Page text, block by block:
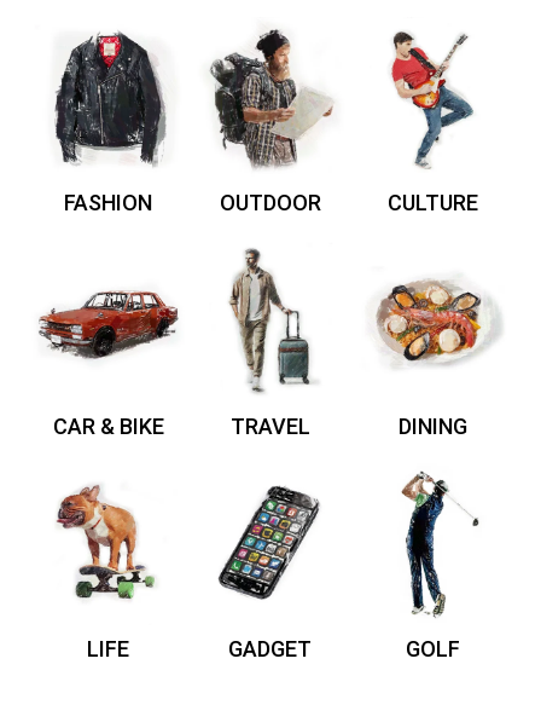
FASHION OUTDOOR CULTURE
CAR & BIKE TRAVEL DINING
LIFE GADGET GOLF